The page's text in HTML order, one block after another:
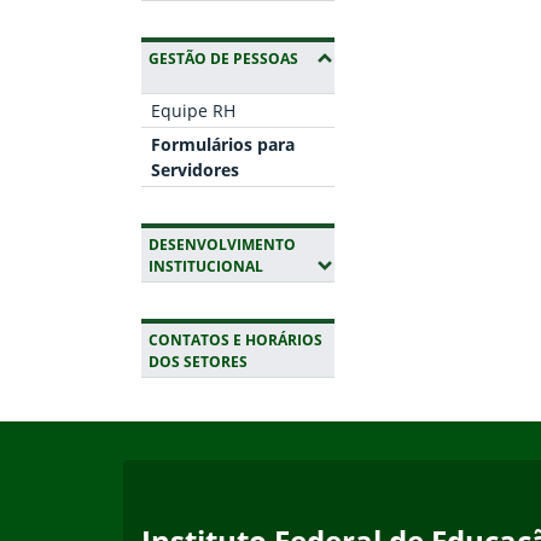
GESTÃO DE PESSOAS (OCULTAR SUBMENUS)
Equipe RH
Formulários para
Servidores
DESENVOLVIMENTO
INSTITUCIONAL(EXPANDIR SUBMENUS)
CONTATOS E HORÁRIOS
DOS SETORES